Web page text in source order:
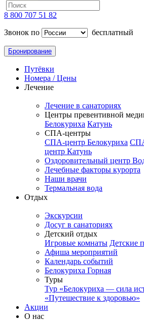
8 800 707 51 82
Звонок по
бесплатный
Бронирование
Путёвки
Номера / Цены
Лечение
Лечение в санаториях
Центры превентивной
Белокуриха Катунь
СПА-центры
СПА-центр Белокуриха
центр Катунь
Оздоровительный центр
Лечебные факторы курорта
Наши врачи
Термальная вода
Отдых
Экскурсии
Досуг в санаториях
Детский отдых
Игровые комнаты Детские
Афиша мероприятий
Календарь событий
Белокуриха Горная
Туры
Тур «Белокуриха — сила
«Путешествие к здоровью»
Акции
О нас